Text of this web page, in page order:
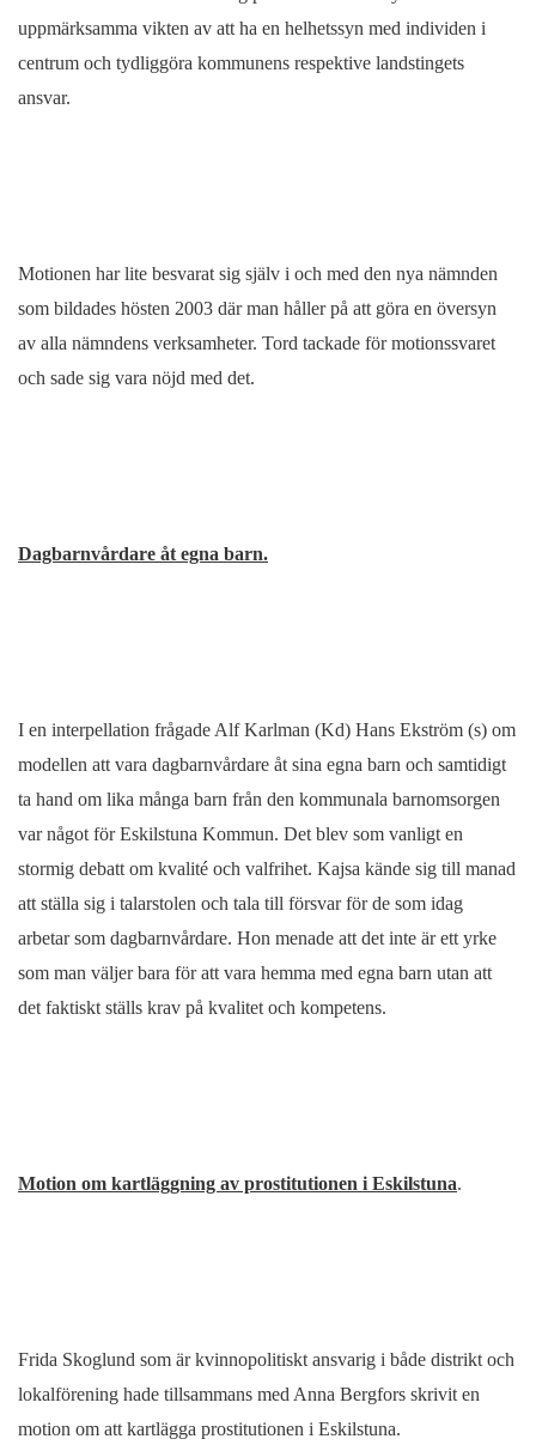
uppmärksamma vikten av att ha en helhetssyn med individen i
centrum och tydliggöra kommunens respektive landstingets
ansvar.
Motionen har lite besvarat sig själv i och med den nya nämnden
som bildades hösten 2003 där man håller på att göra en översyn
av alla nämndens verksamheter. Tord tackade för motionssvaret
och sade sig vara nöjd med det.
Dagbarnvårdare åt egna barn.
I en interpellation frågade Alf Karlman (Kd) Hans Ekström (s) om
modellen att vara dagbarnvårdare åt sina egna barn och samtidigt
ta hand om lika många barn från den kommunala barnomsorgen
var något för Eskilstuna Kommun. Det blev som vanligt en
stormig debatt om kvalité och valfrihet. Kajsa kände sig till manad
att ställa sig i talarstolen och tala till försvar för de som idag
arbetar som dagbarnvårdare. Hon menade att det inte är ett yrke
som man väljer bara för att vara hemma med egna barn utan att
det faktiskt ställs krav på kvalitet och kompetens.
Motion om kartläggning av prostitutionen i Eskilstuna.
Frida Skoglund som är kvinnopolitiskt ansvarig i både distrikt och
lokalförening hade tillsammans med Anna Bergfors skrivit en
motion om att kartlägga prostitutionen i Eskilstuna.